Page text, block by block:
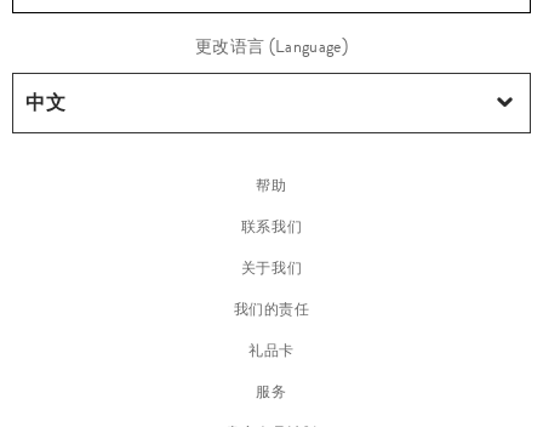
更改语言 (Language)
帮助
联系我们
关于我们
我们的责任
礼品卡
服务